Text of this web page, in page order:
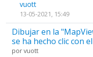
vuott
13-05-2021, 15:49
Dibujar en la
se ha hecho clic con
porvuott